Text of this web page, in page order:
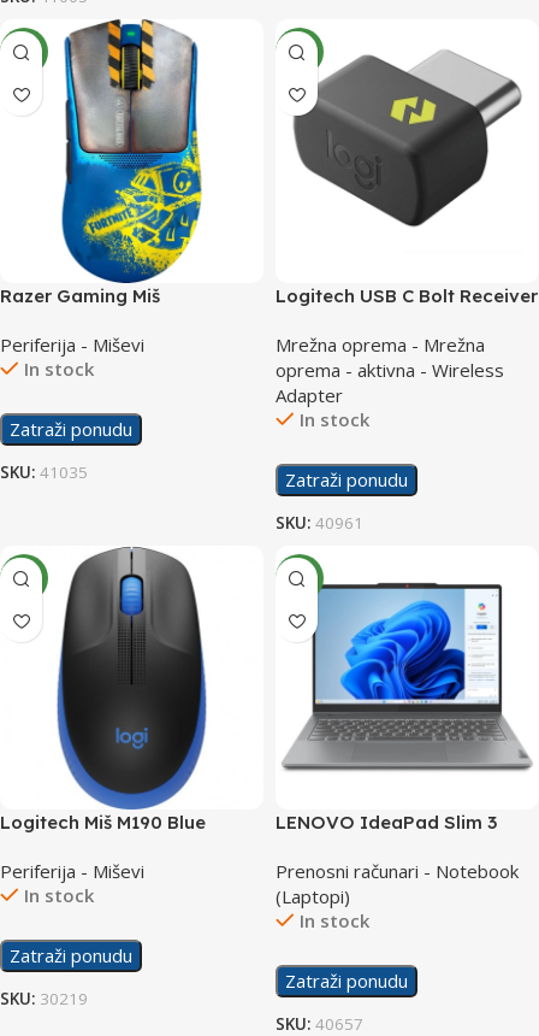
NEW
Razer Gaming Miš
Fortnite Edition
Periferija - Miševi
In stock
Zatraži ponudu
SKU: 41035
NEW
Logitech USB C Bolt Receiver
Mrežna oprema - Mrežna
oprema - aktivna - Wireless
Adapter
In stock
Zatraži ponudu
SKU: 40961
NEW
Logitech Miš M190 Blue
Periferija - Miševi
In stock
Zatraži ponudu
SKU: 30219
NEW
LENOVO IdeaPad Slim 3
83K700C8SCW
Prenosni računari - Notebook
(Laptopi)
In stock
Zatraži ponudu
SKU: 40657